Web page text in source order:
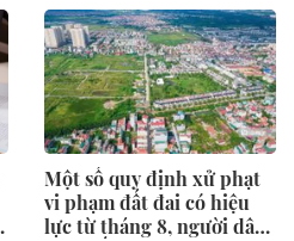
Một số quy định xử phạt
vi phạm đất đai có hiệu
lực từ tháng 8, người dân